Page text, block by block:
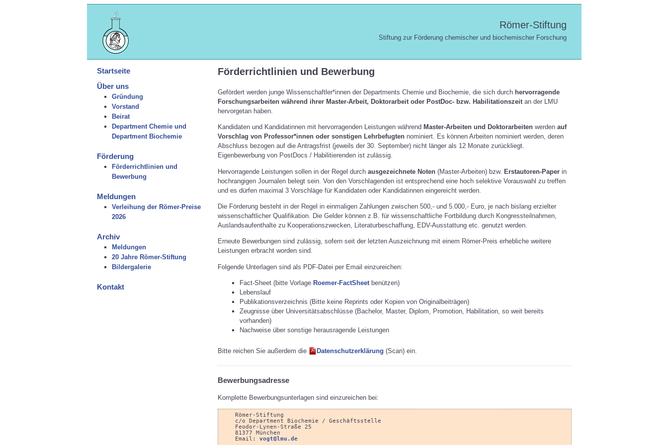
Römer-Stiftung
Stiftung zur Förderung chemischer und biochemischer Forschung
Startseite
Über uns
Gründung
Vorstand
Beirat
Department Chemie und
Department Biochemie
Förderung
Förderrichtlinien und
Bewerbung
Meldungen
Verleihung der Römer-Preise
2026
Archiv
Meldungen
20 Jahre Römer-Stiftung
Bildergalerie
Kontakt
Förderrichtlinien und Bewerbung
Gefördert werden junge Wissenschaftler*innen der Departments Chemie und Biochemie, die sich durch hervorragende
Forschungsarbeiten während ihrer Master-Arbeit, Doktorarbeit oder PostDoc- bzw. Habilitationszeitan der LMU
hervorgetan haben.
Kandidaten und Kandidatinnen mit hervorragenden Leistungen während Master-Arbeiten und Doktorarbeiten werdenauf
Vorschlag von Professor*innen oder sonstigen Lehrbefugten nominiert. Es können Arbeiten nominiert werden, deren
Abschluss bezogen auf die Antragsfrist (jeweils der 30. September) nicht länger als 12 Monate zurückliegt.
Eigenbewerbung von PostDocs / Habilitierenden ist zulässig.
Hervorragende Leistungen sollen in der Regel durchausgezeichnete Noten (Master-Arbeiten) bzw.Erstautoren-Paper in
hochrangigen Journalen belegt sein. Von den Vorschlagenden ist entsprechend eine hoch selektive Vorauswahl zu treffen
und es dürfen maximal 3 Vorschläge für Kandidaten oder Kandidatinnen eingereicht werden.
Die Förderung besteht in der Regel in einmaligen Zahlungen zwischen 500,- und 5.000,- Euro, je nach bislang erzielter
wissenschaftlicher Qualifikation. Die Gelder können z.B. für wissenschaftliche Fortbildung durch Kongressteilnahmen,
Auslandsaufenthalte zu Kooperationszwecken, Literaturbeschaffung, EDV-Ausstattung etc. genutzt werden.
Erneute Bewerbungen sind zulässig, sofern seit der letzten Auszeichnung mit einem Römer-Preis erhebliche weitere
Leistungen erbracht worden sind.
Folgende Unterlagen sind als PDF-Datei per Email einzureichen:
Fact-Sheet (bitte Vorlage Roemer-FactSheet benützen)
Lebenslauf
Publikationsverzeichnis (Bitte keine Reprints oder Kopien von Originalbeiträgen)
Zeugnisse über Universitätsabschlüsse (Bachelor, Master, Diplom, Promotion, Habilitation, so weit bereits
vorhanden)
Nachweise über sonstige herausragende Leistungen
Bitte reichen Sie außerdem die Datenschutzerklärung (Scan) ein.
Bewerbungsadresse
Komplette Bewerbungsunterlagen sind einzureichen bei:
    Römer-Stiftung
    c/o Department Biochemie / Geschäftsstelle
    Feodor-Lynen-Straße 25
    81377 München
    Email:
vogt@lmu.de